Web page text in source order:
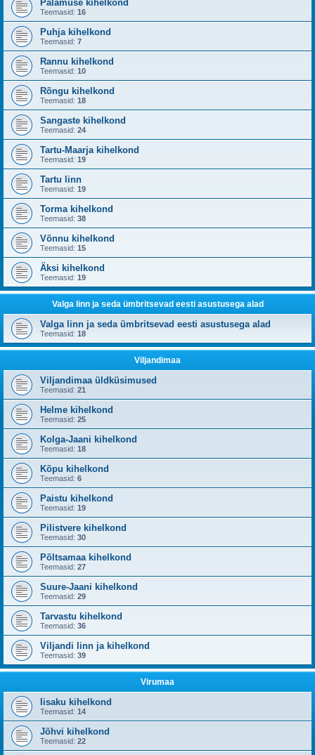
Palamuse kihelkond
Teemasid: 16
Puhja kihelkond
Teemasid: 7
Rannu kihelkond
Teemasid: 10
Rõngu kihelkond
Teemasid: 18
Sangaste kihelkond
Teemasid: 24
Tartu-Maarja kihelkond
Teemasid: 19
Tartu linn
Teemasid: 19
Torma kihelkond
Teemasid: 38
Võnnu kihelkond
Teemasid: 15
Äksi kihelkond
Teemasid: 19
Valga linn ja seda ümbritsevad eesti asustusega alad
Valga linn ja seda ümbritsevad eesti asustusega alad
Teemasid: 18
Viljandimaa
Viljandimaa üldküsimused
Teemasid: 21
Helme kihelkond
Teemasid: 25
Kolga-Jaani kihelkond
Teemasid: 18
Kõpu kihelkond
Teemasid: 6
Paistu kihelkond
Teemasid: 19
Pilistvere kihelkond
Teemasid: 30
Põltsamaa kihelkond
Teemasid: 27
Suure-Jaani kihelkond
Teemasid: 29
Tarvastu kihelkond
Teemasid: 36
Viljandi linn ja kihelkond
Teemasid: 39
Virumaa
Iisaku kihelkond
Teemasid: 14
Jõhvi kihelkond
Teemasid: 22